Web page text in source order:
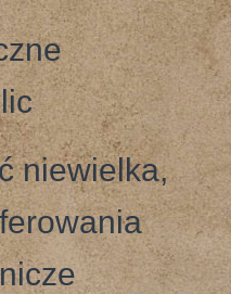
niewielka,